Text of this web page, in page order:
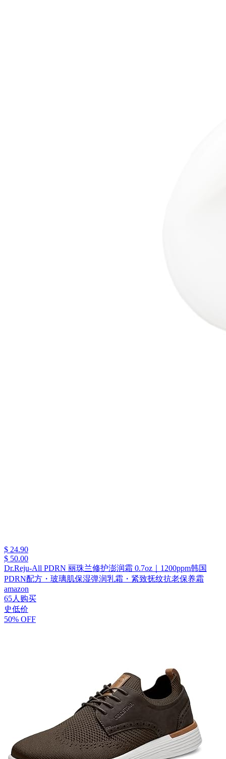
$ 24.90
$ 50.00
Dr.Reju-All PDRN 丽珠兰修护澎润霜 0.7oz｜1200ppm韩国
PDRN配方・玻璃肌保湿弹润乳霜・紧致抚纹抗老保养霜
amazon
65人购买
史低价
50% OFF